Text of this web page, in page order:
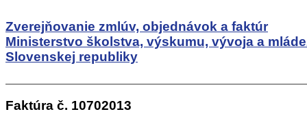
Zverejňovanie zmlúv, objednávok a faktúr
Ministerstvo školstva, výskumu, vývoja a
Slovenskej republiky
Faktúra č. 10702013